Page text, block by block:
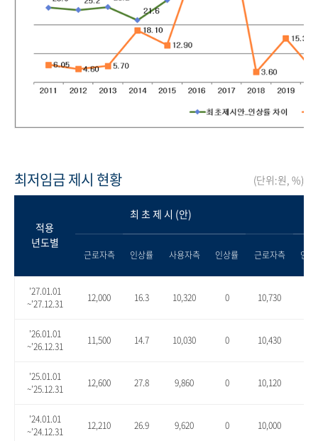
최저임금 제시 현황 (단위:원, %)
적용
년도별
최 초 제 시 (안)
근로자측 인상률 사용자측 인상률 근로자측 인
'27.01.01
~'27.12.31
12,000 16.3 10,320 0 10,730
'26.01.01
~'26.12.31
11,500 14.7 10,030 0 10,430
'25.01.01
~'25.12.31
12,600 27.8 9,860 0 10,120
'24.01.01
~'24.12.31
12,210 26.9 9,620 0 10,000